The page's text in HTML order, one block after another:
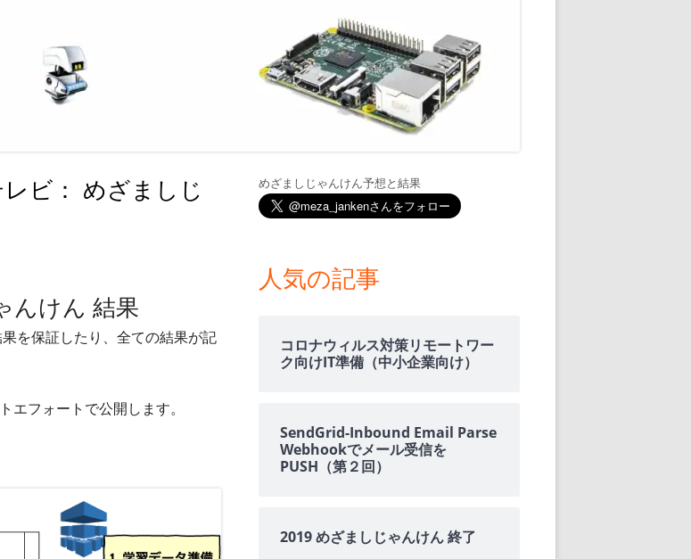
雨が降り出す前に通知②ピンポイント雨予
NATUREREMOAPIで蓄積する室温・湿
ビ： めざましじ
ざましじゃんけん 結果
けん 結果
を保証したり、全ての結果が記
フォートで公開します。
メ
ン
めざましじゃんけん予想と結果
人気の記事
コロナウィルス対策リモートワー
ク向けIT準備（中小企業向け）
SendGrid-Inbound Email Parse
Webhookでメール受信を
PUSH（第２回）
2019 めざましじゃんけん 終了